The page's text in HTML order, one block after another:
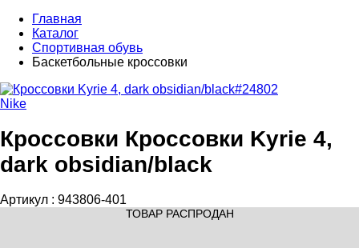
Главная
Каталог
Спортивная обувь
Баскетбольные кроссовки
Nike
Кроссовки Кроссовки Kyrie 4,
dark obsidian/black
Артикул : 943806-401
ТОВАР РАСПРОДАН